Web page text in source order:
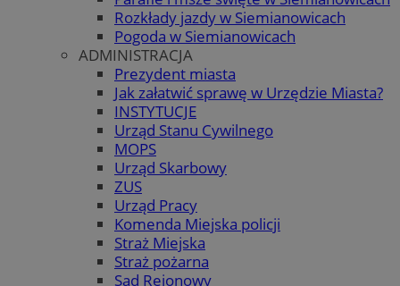
Rozkłady jazdy w Siemianowicach
Pogoda w Siemianowicach
ADMINISTRACJA
Prezydent miasta
Jak załatwić sprawę w Urzędzie Miasta?
INSTYTUCJE
Urząd Stanu Cywilnego
MOPS
Urząd Skarbowy
ZUS
Urząd Pracy
Komenda Miejska policji
Straż Miejska
Straż pożarna
Sąd Rejonowy